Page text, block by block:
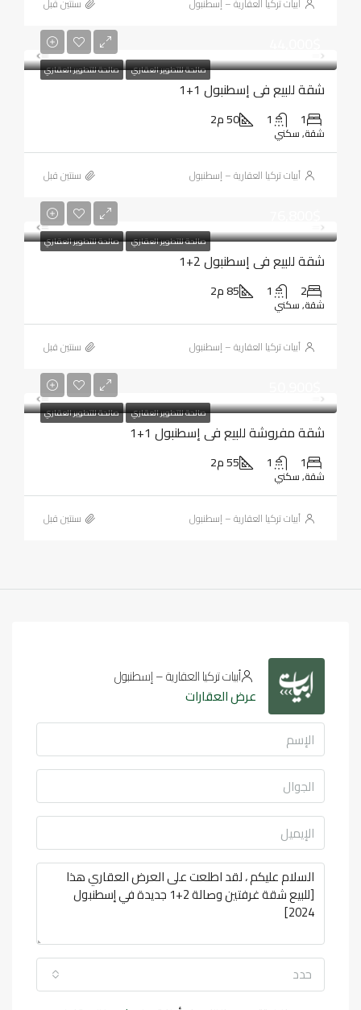
أبيات تركيا العقارية – إسطنبول ‏سنتين قبل
صالحة للتطوير العقاري صالحة للتطوير العقاري
شقة للبيع في إسطنبول 1+1
1
1 50 م2
شقة, سكني
أبيات تركيا العقارية – إسطنبول ‏سنتين قبل
صالحة للتطوير العقاري صالحة للتطوير العقاري
شقة للبيع في إسطنبول 2+1
2
1 85 م2
شقة, سكني
أبيات تركيا العقارية – إسطنبول ‏سنتين قبل
صالحة للتطوير العقاري صالحة للتطوير العقاري
شقة مفروشة للبيع في إسطنبول 1+1
1
1 55 م2
شقة, سكني
أبيات تركيا العقارية – إسطنبول ‏سنتين قبل
أبيات تركيا العقارية – إسطنبول
عرض العقارات
حدد